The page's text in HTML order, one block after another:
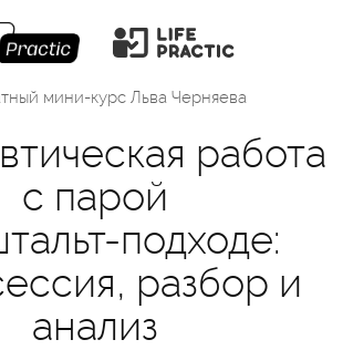
мини-курс Льва Черняева
работа
с парой
подходе:
разбор и
анализ